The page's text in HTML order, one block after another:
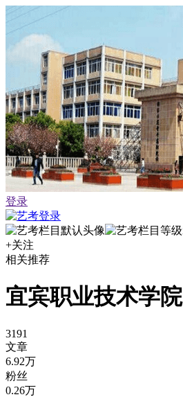
登录
+关注
相关推荐
宜宾职业技术学院
3191
文章
6.92万
粉丝
0.26万